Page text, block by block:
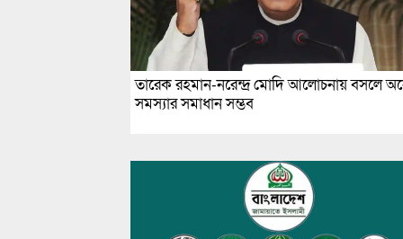
তারেক রহমান-নরেন্দ্র মোদি আলোচনায় বসলে
সমস্যার সমাধান সম্ভব